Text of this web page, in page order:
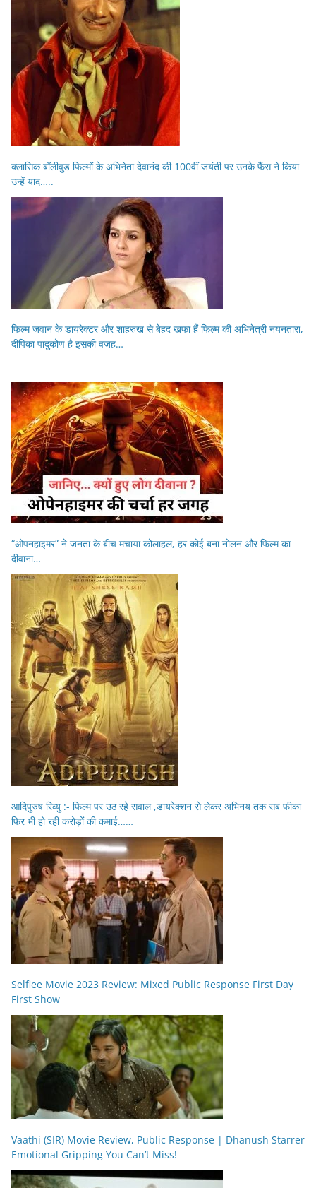
क्लासिक बॉलीवुड फिल्मों के अभिनेता देवानंद की 100वीं जयंती पर उनके फैंस ने किया
उन्हें याद…..
फिल्म जवान के डायरेक्टर और शाहरुख से बेहद खफा हैं फिल्म की अभिनेत्री नयनतारा,
दीपिका पादुकोण है इसकी वजह…
“ओपनहाइमर” ने जनता के बीच मचाया कोलाहल, हर कोई बना नोलन और फिल्म का
दीवाना…
आदिपुरुष रिव्यु :- फिल्म पर उठ रहे सवाल ,डायरेक्शन से लेकर अभिनय तक सब फीका
फिर भी हो रही करोड़ों की कमाई……
Selfiee Movie 2023 Review: Mixed Public Response First Day
First Show
Vaathi (SIR) Movie Review, Public Response | Dhanush Starrer
Emotional Gripping You Can’t Miss!